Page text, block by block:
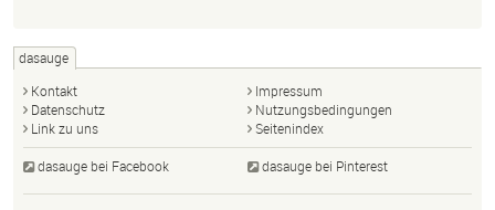
dasauge
Kontakt
Impressum
Datenschutz
Nutzungsbedingungen
Link zu uns
Seitenindex
dasauge bei Facebook dasauge bei Pinterest